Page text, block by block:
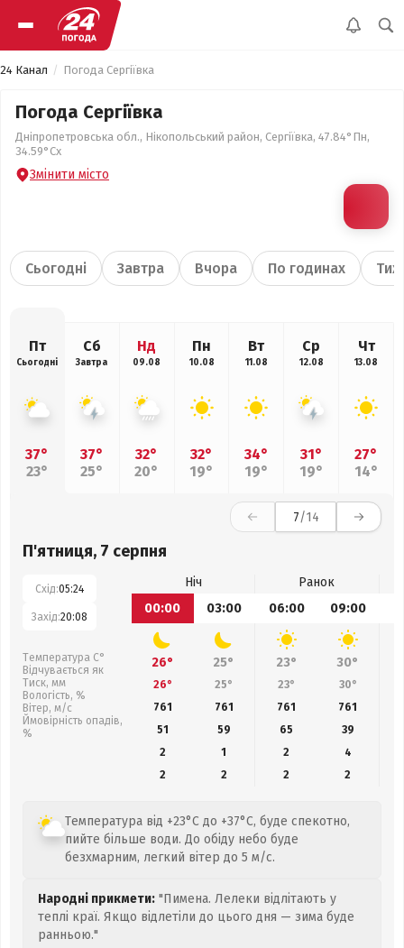
24 Канал Погода Сергіївка
Погода Сергіївка
Дніпропетровська обл., Нікопольський район, Сергіївка, 47.84°Пн,
34.59°Сх
Змінити місто
Сьогодні Завтра Вчора По годинах
Пт
Сьогодні
37°
23°
Сб
Завтра
37°
25°
Нд
09.08
32°
20°
Пн
10.08
32°
19°
Вт
11.08
34°
19°
Ср
12.08
31°
19°
Чт
13.08
27°
14°
7/14
П'ятниця, 7 серпня
Схід:05:24
Захід:20:08
Температура С°
Відчувається як
Тиск, мм
Вологість, %
Вітер, м/с
Ймовірність опадів,
%
Ніч
Ранок
00:00
03:00 06:00 09:00
26° 25° 23° 30°
26° 25° 23° 30°
761
761 761 761
51
59 65 39
2
1 2
4
2
2 2 2
Температура від +23°C до +37°C, буде спекотно,
пийте більше води. До обіду небо буде
безхмарним, легкий вітер до 5 м/с.
Народні прикмети: "Пимена. Лелеки відлітають у
теплі краї. Якщо відлетіли до цього дня — зима буде
ранньою."